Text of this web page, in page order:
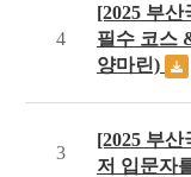
4
[2025 부
필수 코스
양마린)
3
[2025 부산
저 입문자